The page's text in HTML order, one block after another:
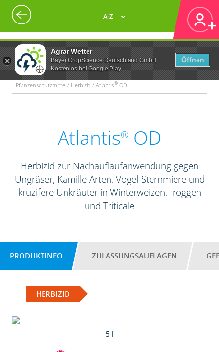
Agrar Wetter
Bayer CropScience Deutschland GmbH
Kostenlos bei Google Play
Öffnen
A-Z
Pflanzenschutzmittel / Herbizid / Atlantis® OD
Atlantis® OD
Herbizid zur Nachauflaufanwendung gegen
Ungräser, Kamille-Arten, Vogel-Sternmiere und
kruzifere Unkräuter in Winterweizen, -roggen
und Triticale
PRODUKTINFO ZULASSUNGSAUFLAGEN
HERBIZID
5 l